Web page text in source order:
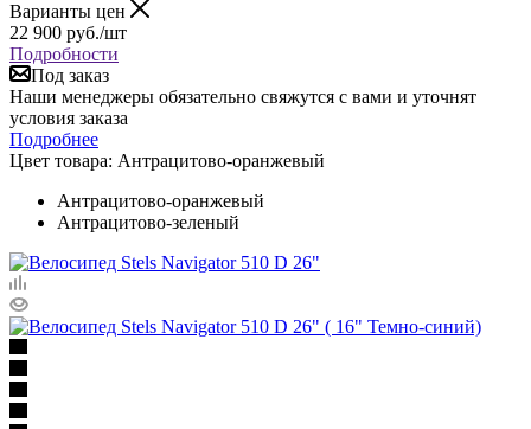
Варианты цен
22 900 руб./шт
Подробности
Под заказ
Наши менеджеры обязательно свяжутся с вами и уточнят
условия заказа
Подробнее
Цвет товара: Антрацитово-оранжевый
Антрацитово-оранжевый
Антрацитово-зеленый